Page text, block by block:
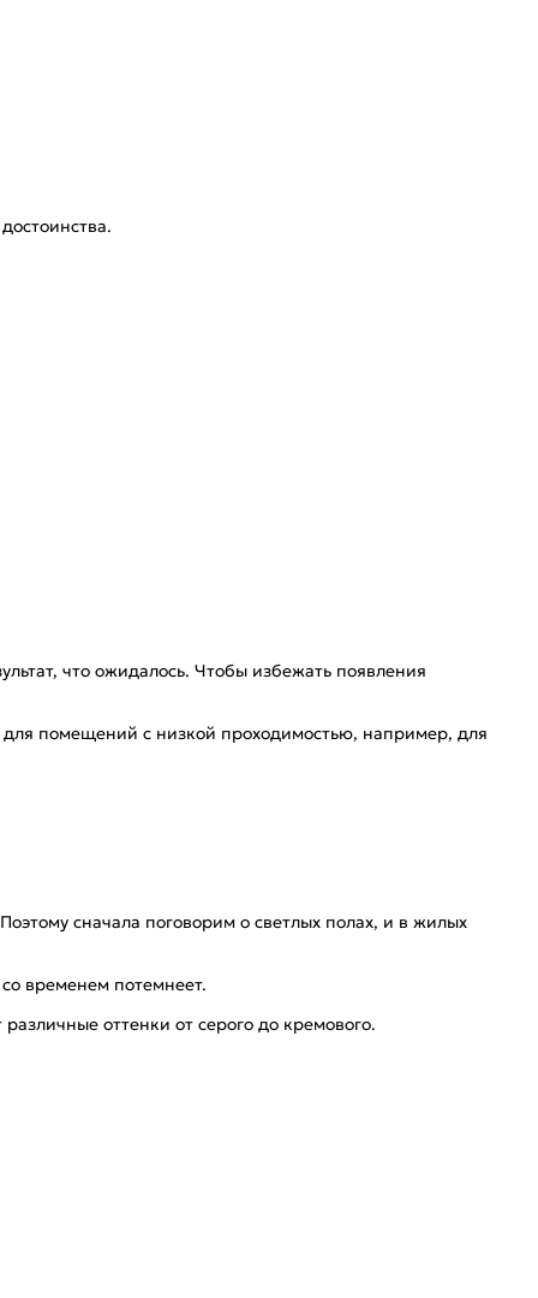
что ожидалось. Чтобы избежать появления
для помещений с низкой проходимостью, например, для
сначала поговорим о светлых полах, и в жилых
временем потемнеет.
оттенки от серого до кремового.